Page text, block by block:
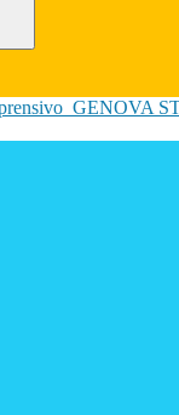
GENOVA